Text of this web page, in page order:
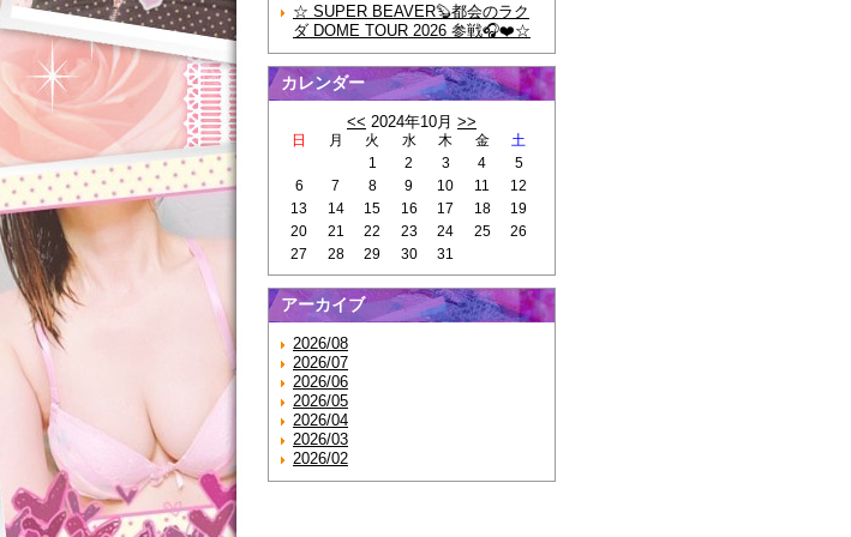
☆ SUPER BEAVER🦫都会のラク
ダ DOME TOUR 2026 参戦🎧❤️☆
カレンダー
<< 2024年10月 >>
日 月 火 水 木 金
土
1
2 3 4
5
6
7 8 9 10 11
12
13
14 15 16 17 18
19
20
21 22 23 24 25
26
27
28 29 30 31
アーカイブ
2026/08
2026/07
2026/06
2026/05
2026/04
2026/03
2026/02